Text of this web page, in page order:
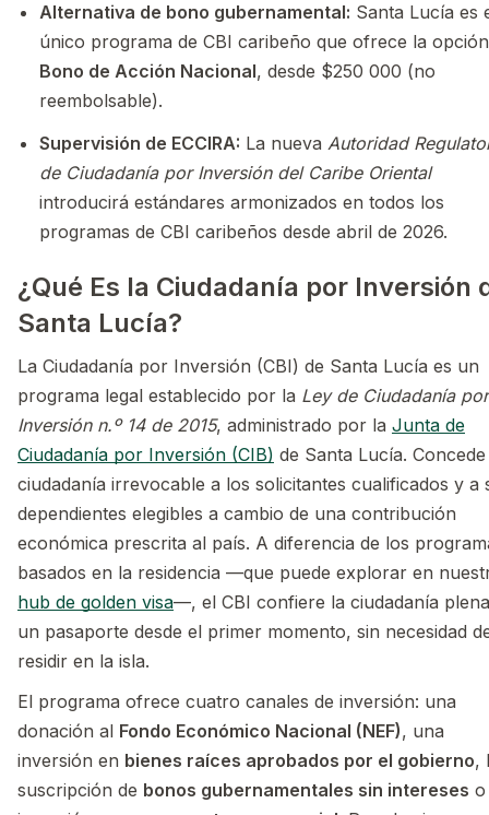
Alternativa de bono gubernamental: Santa Lucía es
único programa de CBI caribeño que ofrece la
Bono de Acción Nacional, desde $250 000 (no
reembolsable).
Supervisión de ECCIRA: La nueva Autoridad
de Ciudadanía por Inversión del Caribe Oriental
introducirá estándares armonizados en todos los
programas de CBI caribeños desde abril de 2026.
¿Qué Es la Ciudadanía por Inversión
Santa Lucía?
La Ciudadanía por Inversión (CBI) de Santa Lucía es un
programa legal establecido por la Ley de Ciudadanía por
Inversión n.º 14 de 2015, administrado por la Junta de
Ciudadanía por Inversión (CIB) de Santa Lucía.
ciudadanía irrevocable a los solicitantes cualificados y a
dependientes elegibles a cambio de una contribución
económica prescrita al país. A diferencia de los
basados en la residencia —que puede explorar en
hub de golden visa—, el CBI confiere la ciudadanía
un pasaporte desde el primer momento, sin necesidad
residir en la isla.
El programa ofrece cuatro canales de inversión: una
donación al Fondo Económico Nacional (NEF), una
inversión en bienes raíces aprobados por el gobierno,
suscripción de bonos gubernamentales sin intereses